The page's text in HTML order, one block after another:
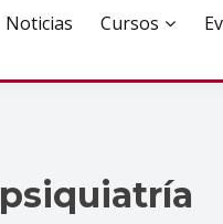
Noticias Cursos
psiquiatría